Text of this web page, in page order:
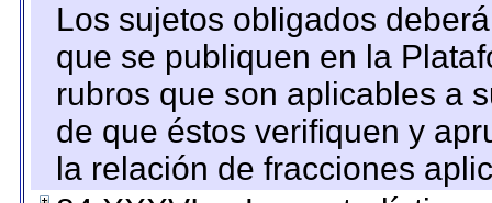
Los sujetos obligados
que se publiquen en la
rubros que son aplicables a
de que éstos verifiquen y
la relación de fracciones